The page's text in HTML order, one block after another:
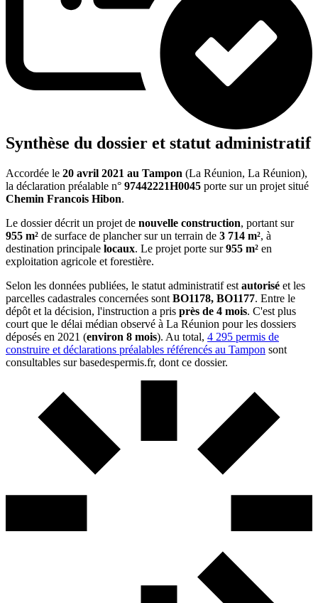
Synthèse du dossier et statut administratif
Accordée le 20 avril 2021 au Tampon (La Réunion, La Réunion),
la déclaration préalable n° 97442221H0045 porte sur un projet situé
Chemin Francois Hibon.
Le dossier décrit un projet de nouvelle construction, portant sur
955 m² de surface de plancher sur un terrain de 3 714 m², à
destination principale locaux. Le projet porte sur955 m² en
exploitation agricole et forestière.
Selon les données publiées, le statut administratif est autorisé et les
parcelles cadastrales concernées sont BO1178, BO1177. Entre le
dépôt et la décision, l'instruction a pris près de 4 mois. C'est plus
court que le délai médian observé à La Réunion pour les dossiers
déposés en 2021 (environ 8 mois). Au total, 4 295 permis de
construire et déclarations préalables référencés au Tampon sont
consultables sur basedespermis.fr, dont ce dossier.